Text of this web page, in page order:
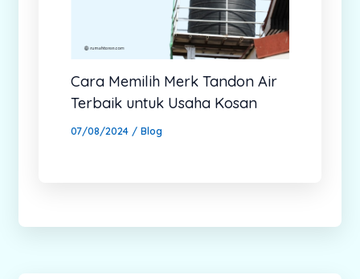
Cara Memilih Merk Tandon Air
Terbaik untuk Usaha Kosan
07/08/2024 / Blog